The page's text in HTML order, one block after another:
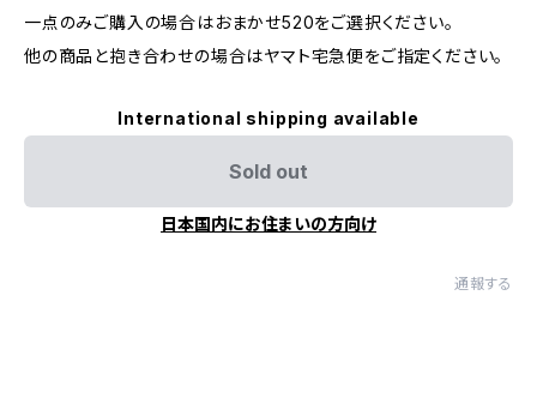
一点のみご購入の場合はおまかせ520をご選択ください。
他の商品と抱き合わせの場合はヤマト宅急便をご指定ください。
International shipping available
Sold out
日本国内にお住まいの方向け
通報する